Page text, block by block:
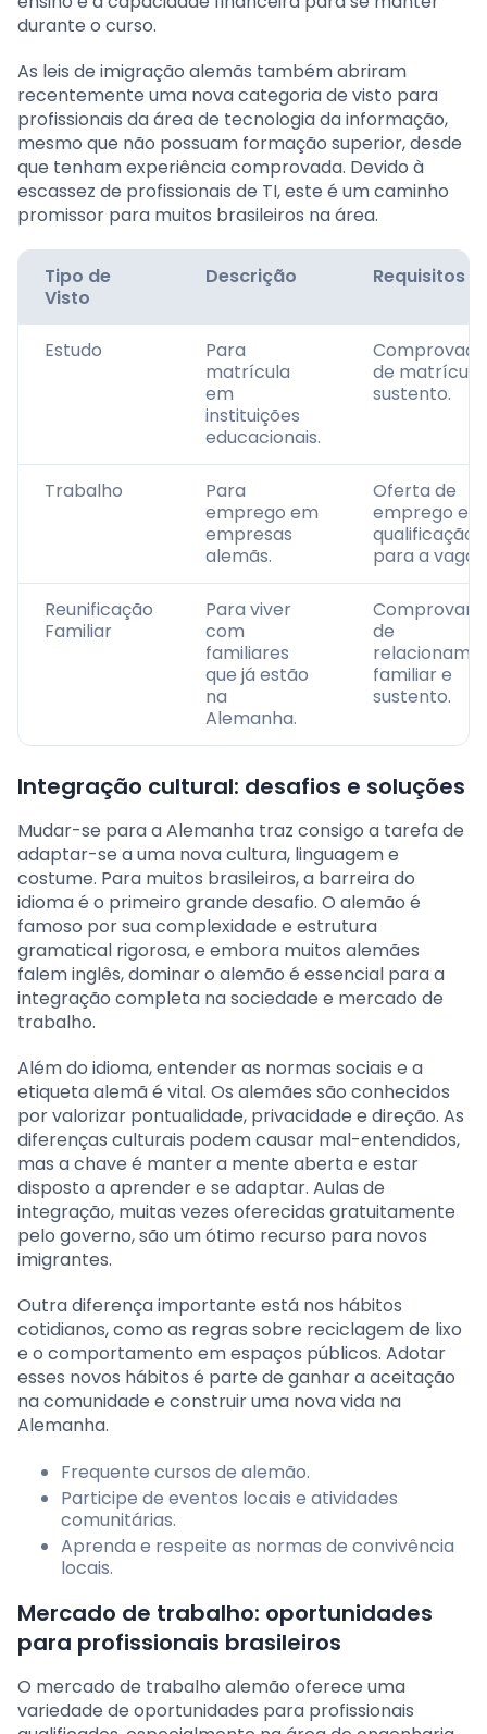
durante o curso.
As leis de imigração alemãs também abriram
recentemente uma nova categoria de visto para
profissionais da área de tecnologia da informação,
mesmo que não possuam formação superior, desde
que tenham experiência comprovada. Devido à
escassez de profissionais de TI, este é um caminho
promissor para muitos brasileiros na área.
Tipo de
Visto
Descrição Requisitos
Estudo
Para
matrícula
em
instituições
educacionais.
de matrícula
sustento.
Trabalho
Para
emprego em
empresas
alemãs.
Oferta de
emprego e
qualificação
para a vaga.
Reunificação
Familiar
Para viver
com
familiares
que já estão
na
Alemanha.
de
familiar e
sustento.
Integração cultural: desafios e soluções
Mudar-se para a Alemanha traz consigo a tarefa de
adaptar-se a uma nova cultura, linguagem e
costume. Para muitos brasileiros, a barreira do
idioma é o primeiro grande desafio. O alemão é
famoso por sua complexidade e estrutura
gramatical rigorosa, e embora muitos alemães
falem inglês, dominar o alemão é essencial para a
integração completa na sociedade e mercado de
trabalho.
Além do idioma, entender as normas sociais e a
etiqueta alemã é vital. Os alemães são conhecidos
por valorizar pontualidade, privacidade e direção. As
diferenças culturais podem causar mal-entendidos,
mas a chave é manter a mente aberta e estar
disposto a aprender e se adaptar. Aulas de
integração, muitas vezes oferecidas gratuitamente
pelo governo, são um ótimo recurso para novos
imigrantes.
Outra diferença importante está nos hábitos
cotidianos, como as regras sobre reciclagem de lixo
e o comportamento em espaços públicos. Adotar
esses novos hábitos é parte de ganhar a aceitação
na comunidade e construir uma nova vida na
Alemanha.
Frequente cursos de alemão.
Participe de eventos locais e atividades
comunitárias.
Aprenda e respeite as normas de convivência
locais.
Mercado de trabalho: oportunidades
para profissionais brasileiros
O mercado de trabalho alemão oferece uma
variedade de oportunidades para profissionais